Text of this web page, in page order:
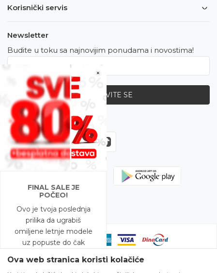
×
FINAL SALE JE
POČEO!
Ovo je tvoja poslednja
prilika da ugrabiš
omiljene letnje modele
uz popuste do čak
Korisnički servis
Newsletter
Budite u toku sa najnovijim ponudama i novostima!
PRIJAVITE SE
Zapratite nas
Ova web stranica koristi kolačiće